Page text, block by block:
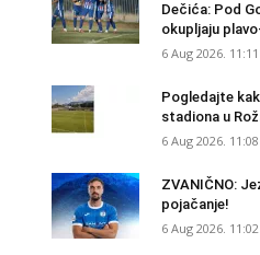
Dečića: Pod
okupljaju
6 Aug 2026. 11:11
Pogledajte
stadiona u
6 Aug 2026. 11:08
ZVANIČNO:
pojačanje!
6 Aug 2026. 11:02